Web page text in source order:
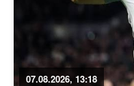
07.08.2026, 13:18